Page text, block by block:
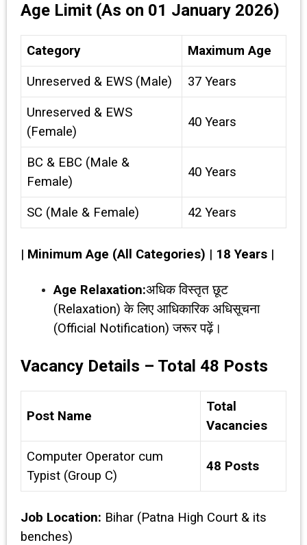
Age Limit (As on 01 January 2026)
Category Maximum Age
Unreserved & EWS (Male) 37 Years
Unreserved & EWS
(Female)
40 Years
BC & EBC (Male &
Female)
40 Years
SC (Male & Female) 42 Years
| Minimum Age (All Categories) | 18 Years |
Age Relaxation:अधिक विस्तृत छूट
(Relaxation) के लिए आधिकारिक अधिसूचना
(Official Notification) जरूर पढ़ें।
Vacancy Details – Total 48 Posts
Post Name
Total
Vacancies
Computer Operator cum
Typist (Group C)
48 Posts
Job Location: Bihar (Patna High Court & its
benches)